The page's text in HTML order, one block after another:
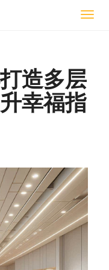
切
造多层
幸福指